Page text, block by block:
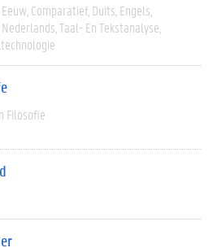
Comparatief Duits Engels
Nederlands Taal- En Tekstanalyse
Filosofie